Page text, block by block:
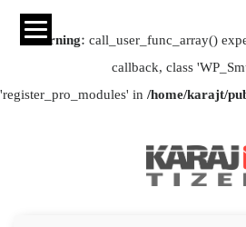
Warning: call_user_func_array()
callback, class
'register_pro_modules' in/home/karajt/